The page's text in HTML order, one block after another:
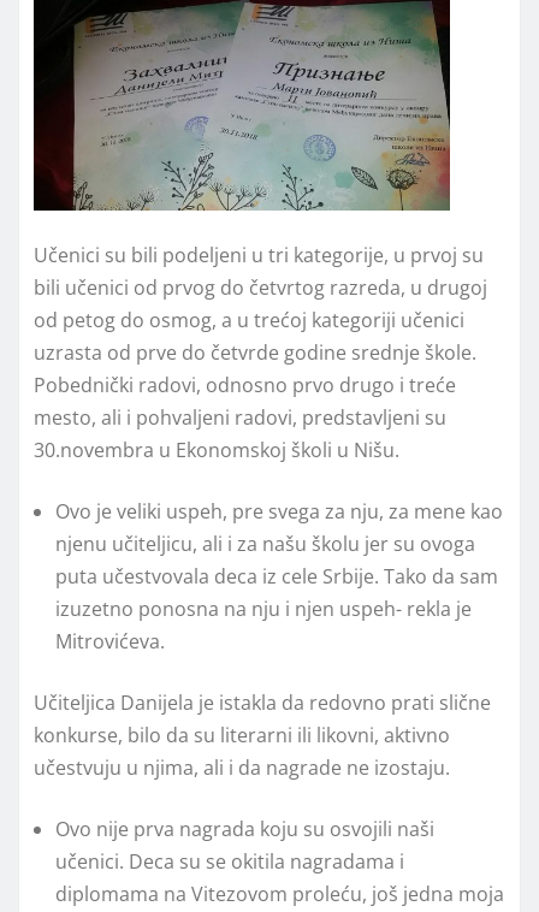
Učenici su bili podeljeni u tri kategorije, u prvoj su
bili učenici od prvog do četvrtog razreda, u drugoj
od petog do osmog, a u trećoj kategoriji učenici
uzrasta od prve do četvrde godine srednje škole.
Pobednički radovi, odnosno prvo drugo i treće
mesto, ali i pohvaljeni radovi, predstavljeni su
30.novembra u Ekonomskoj školi u Nišu.
Ovo je veliki uspeh, pre svega za nju, za mene kao
njenu učiteljicu, ali i za našu školu jer su ovoga
puta učestvovala deca iz cele Srbije. Tako da sam
izuzetno ponosna na nju i njen uspeh- rekla je
Mitrovićeva.
Učiteljica Danijela je istakla da redovno prati slične
konkurse, bilo da su literarni ili likovni, aktivno
učestvuju u njima, ali i da nagrade ne izostaju.
Ovo nije prva nagrada koju su osvojili naši
učenici. Deca su se okitila nagradama i
diplomama na Vitezovom proleću, još jedna moja